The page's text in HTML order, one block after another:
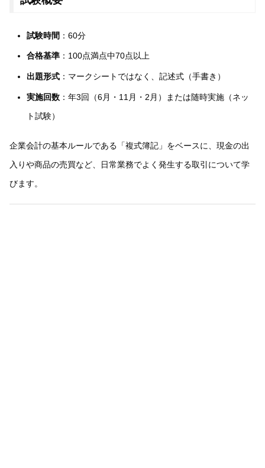
試験時間：60分
合格基準：100点満点中70点以上
出題形式：マークシートではなく、記述式（手書き）
実施回数：年3回（6月・11月・2月）または随時実施（ネッ
ト試験）
企業会計の基本ルールである「複式簿記」をベースに、現金の出
入りや商品の売買など、日常業務でよく発生する取引について学
びます。